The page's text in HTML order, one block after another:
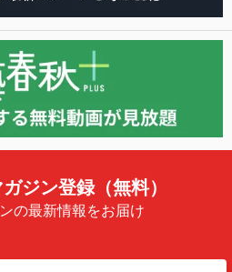
ジン登録（無料）
の最新情報をお届け